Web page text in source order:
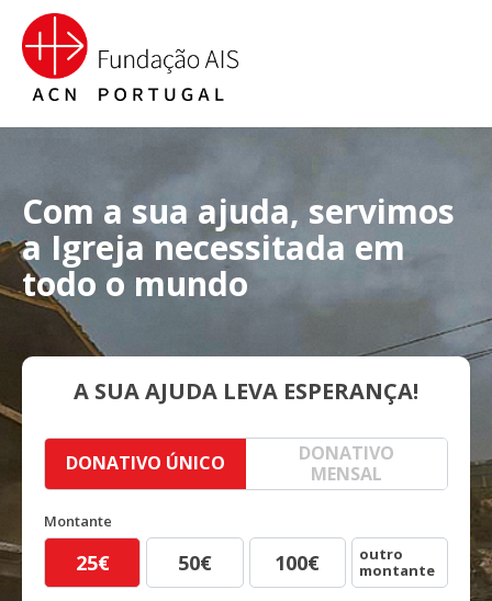
Com a sua ajuda, servimos
a Igreja necessitada em
todo o mundo
A SUA AJUDA LEVA ESPERANÇA!
DONATIVO ÚNICO
DONATIVO
MENSAL
Montante
25€ 50€ 100€
outro
montante